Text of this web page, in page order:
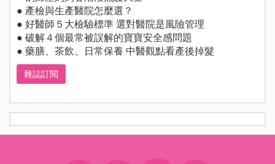
● 產檢與生產醫院怎麼選？
● 好醫師５大檢驗標準 選對醫院是風險管理
● 破解４個最常被誤解的寶寶安全感問題
● 藥膳、茶飲、日常保養 中醫觀點看產後掉髮
雜誌訂閱